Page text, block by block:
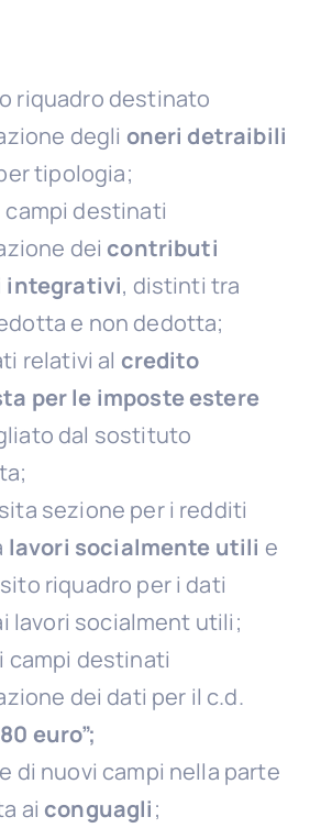
riquadro destinato
degli oneri detraibili
tipologia;
destinati
dei contributi
integrativi, distinti tra
e non dedotta;
relativi al credito
per le imposte estere
dal sostituto
sezione per i redditi
lavori socialmente utili e
riquadro per i dati
lavori socialment utili;
campi destinati
dei dati per il c.d.
euro”;
di nuovi campi nella parte
ai conguagli;